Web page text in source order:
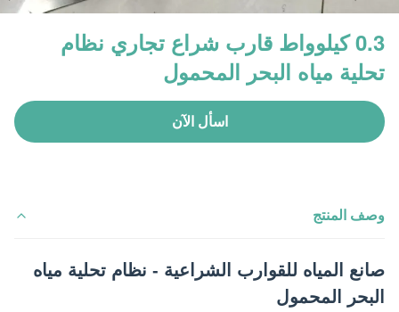
0.3 كيلوواط قارب شراع تجاري نظام
تحلية مياه البحر المحمول
اسأل الآن
وصف المنتج
صانع المياه للقوارب الشراعية - نظام تحلية مياه
البحر المحمول